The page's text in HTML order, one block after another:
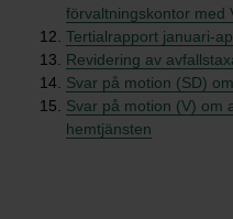
förvaltningskontor med
Tertialrapport januari-
Revidering av
Svar på motion (SD)
Svar på motion (V) om
hemtjänsten